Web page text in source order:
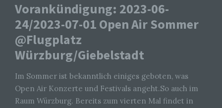
Vorankündigung: 2023-06-
24/2023-07-01 Open Air Sommer
@Flugplatz
Würzburg/Giebelstadt
Im Sommer ist bekanntlich einiges geboten, was
Open Air Konzerte und Festivals angeht.So auch im
Raum Würzburg. Bereits zum vierten Mal findet in